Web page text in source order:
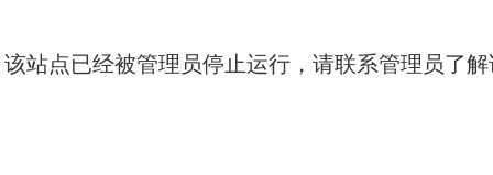
站点已经被管理员停止运行，请联系管理员了